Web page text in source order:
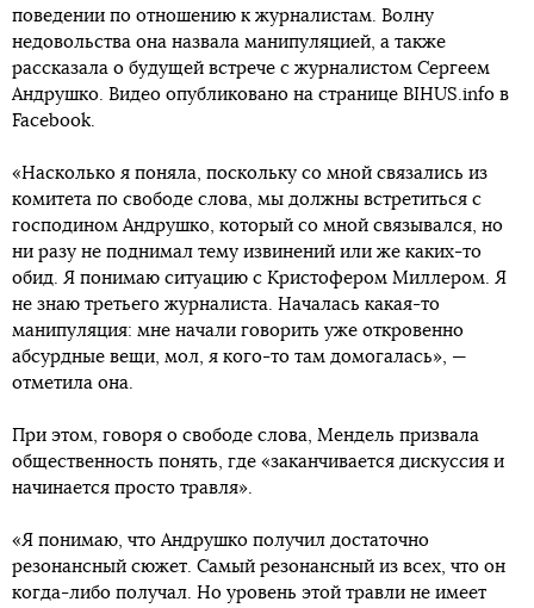
поведении по отношению к журналистам. Волну
недовольства она назвала манипуляцией, а также
рассказала о будущей встрече с журналистом Сергеем
Андрушко. Видео опубликовано на странице BIHUS.info в
Faceboоk.
«Насколько я поняла, поскольку со мной связались из
комитета по свободе слова, мы должны встретиться с
господином Андрушко, который со мной связывался, но
ни разу не поднимал тему извинений или же каких-то
обид. Я понимаю ситуацию с Кристофером Миллером. Я
не знаю третьего журналиста. Началась какая-то
манипуляция: мне начали говорить уже откровенно
абсурдные вещи, мол, я кого-то там домогалась», —
отметила она.
При этом, говоря о свободе слова, Мендель призвала
общественность понять, где «заканчивается дискуссия и
начинается просто травля».
«Я понимаю, что Андрушко получил достаточно
резонансный сюжет. Самый резонансный из всех, что он
когда-либо получал. Но уровень этой травли не имеет